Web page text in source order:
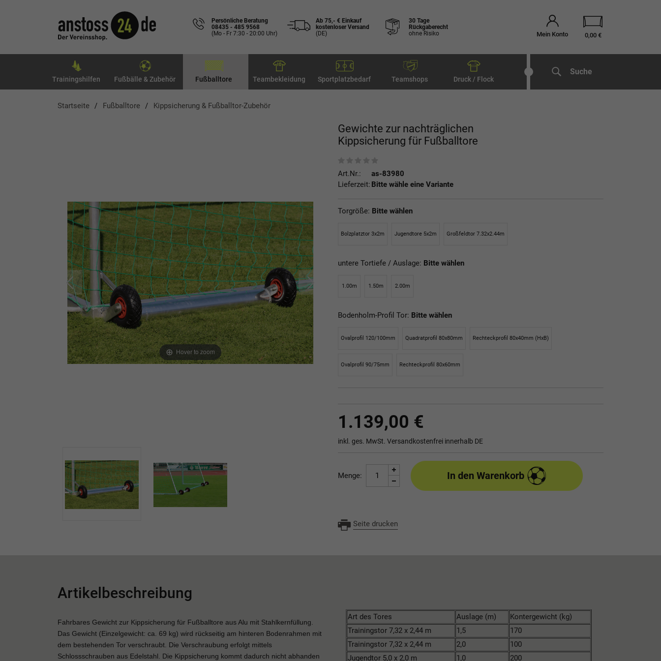
Persönliche Beratung
08435 - 485 9568
(Mo - Fr 7:30 - 20:00 Uhr)
Ab 75,- € Einkauf
kostenloser Versand
(DE)
30 Tage
Rückgaberecht
ohne Risiko
Mein Konto 0,00 €
Trainingshilfen Fußbälle & Zubehör Fußballtore Teambekleidung Sportplatzbedarf Teamshops Druck / Flock
Suche
Startseite Fußballtore Kippsicherung & Fußballtor-Zubehör
Hover to zoom
Gewichte zur nachträglichen
Kippsicherung für Fußballtore
Art.Nr.:
as-83980
Lieferzeit: Bitte wähle eine Variante
Torgröße: Bitte wählen
Bolzplatztor 3x2m Jugendtore 5x2m Großfeldtor 7.32x2.44m
untere Tortiefe / Auslage: Bitte wählen
1.00m 1.50m 2.00m
Bodenholm-Profil Tor: Bitte wählen
Ovalprofil 120/100mm Quadratprofil 80x80mm Rechteckprofil 80x40mm (HxB)
Ovalprofil 90/75mm Rechteckprofil 80x60mm
1.139,00 €
inkl. ges. MwSt. Versandkostenfrei innerhalb DE
Menge: In den Warenkorb
Seite drucken
Artikelbeschreibung
Fahrbares Gewicht zur Kippsicherung für Fußballtore aus Alu mit Stahlkernfüllung.
Das Gewicht (Einzelgewicht: ca. 69 kg) wird rückseitig am hinteren Bodenrahmen mit
dem bestehenden Tor verschraubt. Die Verschraubung erfolgt mittels
Schlossschrauben aus Edelstahl. Die Kippsicherung kommt dadurch nicht abhanden
Art des Tores Auslage (m)
Kontergewicht (kg)
Trainingstor 7,32 x 2,44 m
1,5
170
Trainingstor 7,32 x 2,44 m
2,0
100
Jugendtor 5,0 x 2,0 m
1,0
200